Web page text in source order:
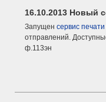
16.10.2013 Новый
Запущен сервис
отправлений.
ф.113эн